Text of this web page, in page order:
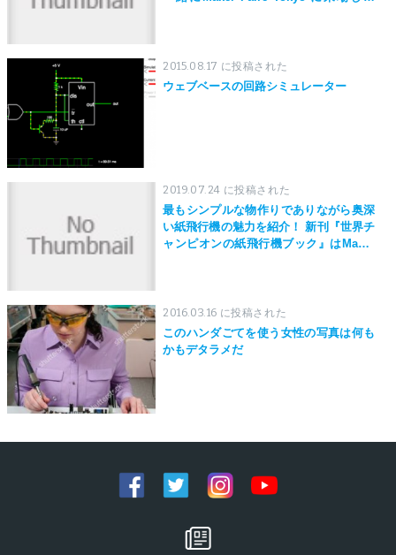
2015.08.17 に投稿された
ウェブベースの回路シミュレーター
2019.07.24 に投稿された
最もシンプルな物作りでありながら奥深
い紙飛行機の魅力を紹介！ 新刊『世界チ
ャンピオンの紙飛行機ブック』はMaker
2016.03.16 に投稿された
このハンダごてを使う女性の写真は何も
かもデタラメだ